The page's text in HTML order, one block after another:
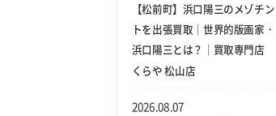
【松前町】浜口陽三のメゾチン
トを出張買取｜世界的版画家・
浜口陽三とは？｜買取専門店
くらや 松山店
2026.08.07